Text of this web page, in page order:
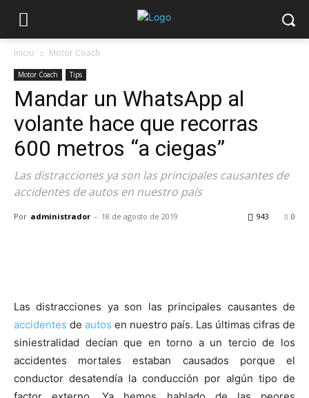
Inicio Motor Coach
Motor Coach Tips
Mandar un WhatsApp al
volante hace que recorras
600 metros “a ciegas”
Las distracciones ya son las principales causantes de
accidentes de autos en nuestro país
Por administrador - 18 de agosto de 2019 0
943
Las distracciones ya son las principales causantes de
accidentes de autos en nuestro país. Las últimas cifras de
siniestralidad decían que en torno a un tercio de los
accidentes mortales estaban causados porque el
conductor desatendía la conducción por algún tipo de